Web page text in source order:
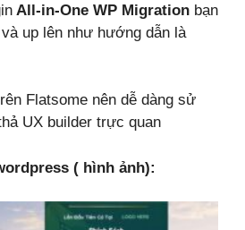
All-in-One WP Migration bạn
up lên như hướng dẫn là
Flatsome nên dễ dàng sử
UX builder trực quan
( hình ảnh):